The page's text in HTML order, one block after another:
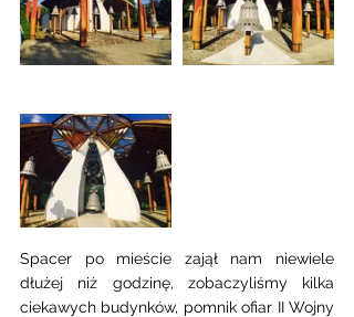
Spacer po mieście zajął nam niewiele
dłużej niż godzinę, zobaczyliśmy kilka
ciekawych budynków, pomnik ofiar II Wojny